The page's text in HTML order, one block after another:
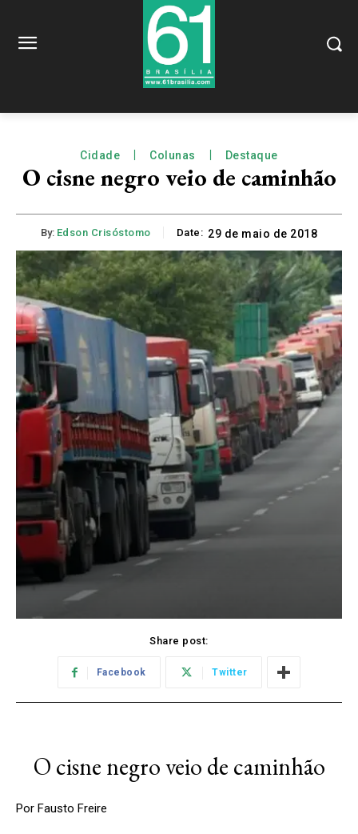
Cidade Colunas Destaque
O cisne negro veio de caminhão
By: Edson Crisóstomo Date: 29 de maio de 2018
Share post:
Facebook Twitter
O cisne negro veio de caminhão
Por Fausto Freire